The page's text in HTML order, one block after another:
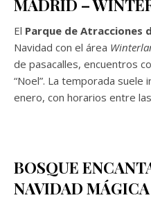
MADRID –
El Parque de Atracciones
Navidad con el área
de pasacalles, encuentros
“Noel”. La temporada
enero, con horarios entre las
BOSQUE
NAVIDAD